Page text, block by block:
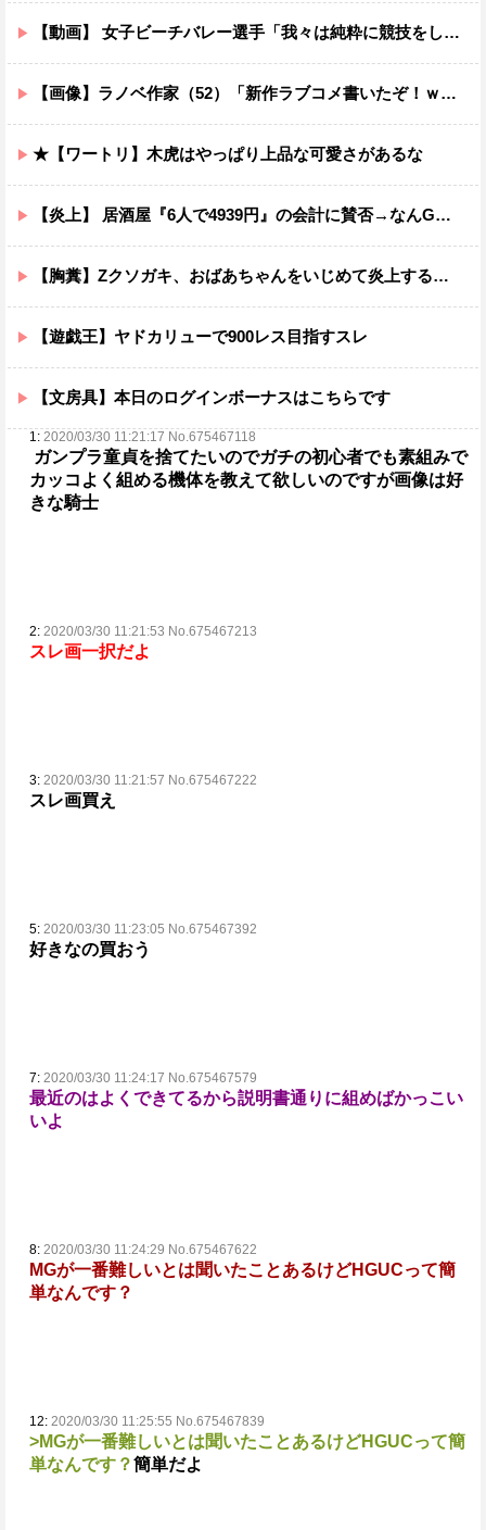
【動画】 女子ビーチバレー選手「我々は純粋に競技をしてるので性的な目で見ないでください！！」
【画像】ラノベ作家（52）「新作ラブコメ書いたぞ！ｗ」X民「いい歳こいてラブコメ（笑）恥ずかしくないの？」←やめたれｗと話題に
★【ワートリ】木虎はやっぱり上品な可愛さがあるな
【炎上】 居酒屋『6人で4939円』の会計に賛否→なんG民の投票結果が笑えるｗｗｗ
【胸糞】Zクソガキ、おばあちゃんをいじめて炎上するｗｗｗｗ
【遊戯王】ヤドカリューで900レス目指すスレ
【文房具】本日のログインボーナスはこちらです
1: 2020/03/30 11:21:17 No.675467118
ガンプラ童貞を捨てたいのでガチの初心者でも素組みで
カッコよく組める機体を教えて欲しいのですが画像は好
きな騎士
2: 2020/03/30 11:21:53 No.675467213
スレ画一択だよ
3: 2020/03/30 11:21:57 No.675467222
スレ画買え
5: 2020/03/30 11:23:05 No.675467392
好きなの買おう
7: 2020/03/30 11:24:17 No.675467579
最近のはよくできてるから説明書通りに組めばかっこい
いよ
8: 2020/03/30 11:24:29 No.675467622
MGが一番難しいとは聞いたことあるけどHGUCって簡
単なんです？
12: 2020/03/30 11:25:55 No.675467839
>MGが一番難しいとは聞いたことあるけどHGUCって簡
単なんです？簡単だよ